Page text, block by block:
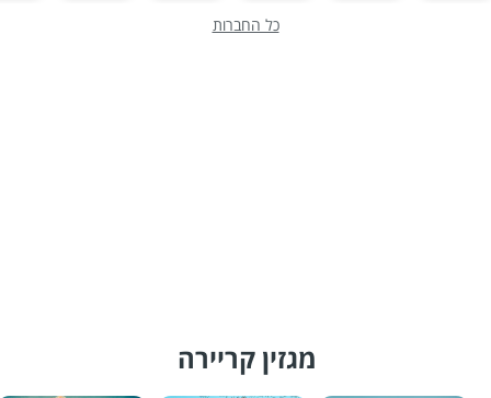
כל החברות
מגזין קריירה